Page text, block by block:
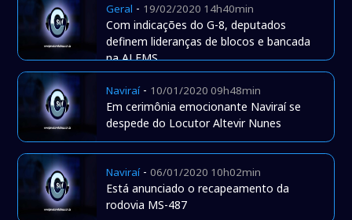
Geral - 19/02/2020 14h40min
Com indicações do G-8, deputados
definem lideranças de blocos e bancada
na ALEMS
Naviraí- 10/01/2020 09h48min
Em cerimônia emocionante Naviraí se
despede do Locutor Altevir Nunes
Naviraí-06/01/2020 10h02min
Está anunciado o recapeamento da
rodovia MS-487